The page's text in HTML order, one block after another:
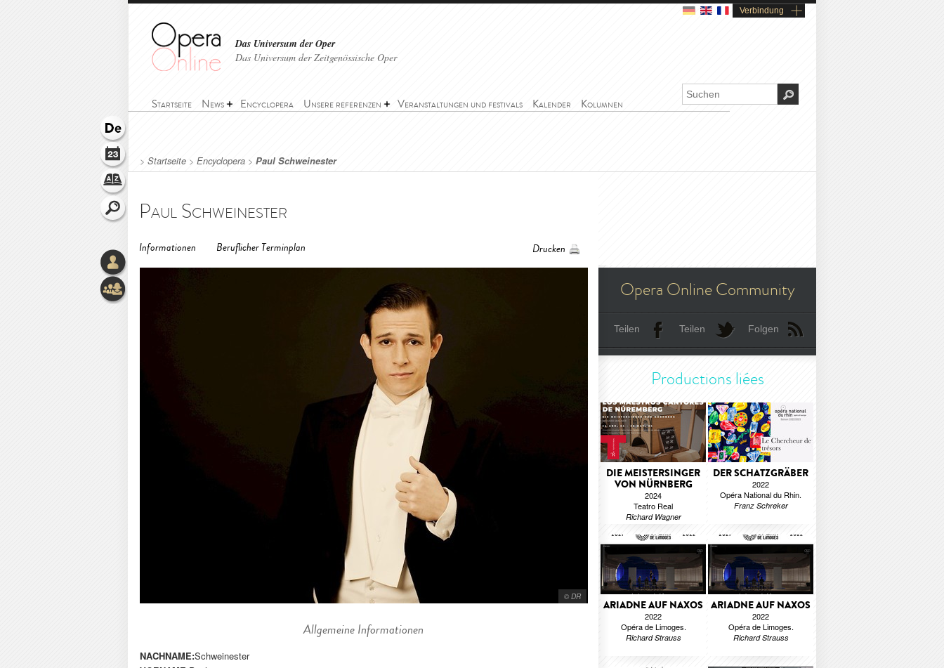
Verbindung
Das Universum der Oper
Das Universum der Zeitgenössische Oper
Startseite News Encyclopera Unsere referenzen Veranstaltungen und festivals Kalender Kolumnen
> Startseite > Encyclopera > Paul Schweinester
Paul Schweinester
Informationen Beruflicher Terminplan Drucken
© DR
Allgemeine Informationen
NACHNAME:Schweinester
Opera Online Community
Teilen Teilen Folgen
Productions liées
DIE MEISTERSINGER
VON NÜRNBERG
2024
Teatro Real
Richard Wagner
DER SCHATZGRÄBER
2022
Opéra National du Rhin.
Franz Schreker
ARIADNE AUF NAXOS
2022
Opéra de Limoges.
Richard Strauss
ARIADNE AUF NAXOS
2022
Opéra de Limoges.
Richard Strauss